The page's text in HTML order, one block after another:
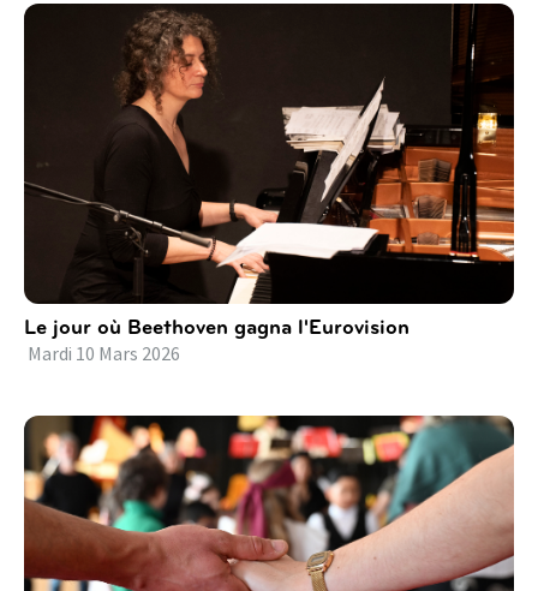
Le jour où Beethoven gagna l'Eurovision
Mardi 10 Mars 2026